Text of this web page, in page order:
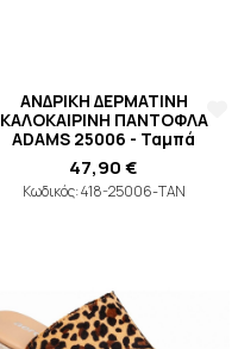
ΑΝΔΡΙΚΗ ΔΕΡΜΑΤΙΝΗ
ΚΑΛΟΚΑΙΡΙΝΗ ΠΑΝΤΟΦΛΑ
ADAMS 25006 - Ταμπά
47,90 €
Κωδικός: 418-25006-TAN